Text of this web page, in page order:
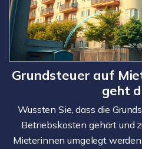
Grundsteuer auf
geht
Wussten Sie, dass die
Betriebskosten gehört und
Mieterinnen umgelegt